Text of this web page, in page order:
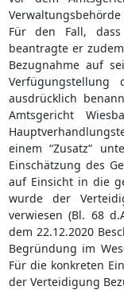
Für den Fall,
beantragte er
Bezugnahme auf
ausdrücklich
Amtsgericht
einem “Zusatz”
Einschätzung des
auf Einsicht in die
wurde der
verwiesen (Bl. 68
dem 22.12.2020
Begründung im
Für die konkreten
der Verteidigung